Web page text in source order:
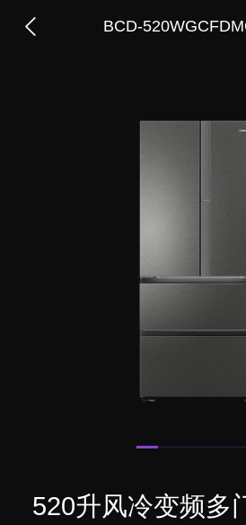
BCD-
520升风冷变频多